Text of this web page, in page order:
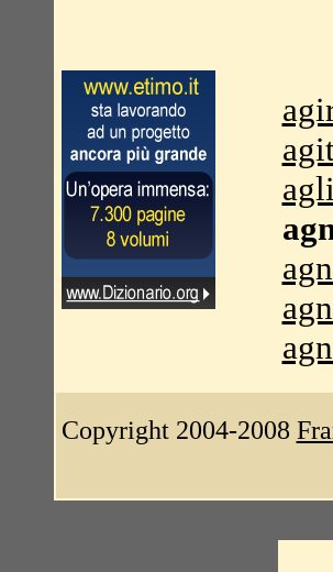
Copyright 2004-2008